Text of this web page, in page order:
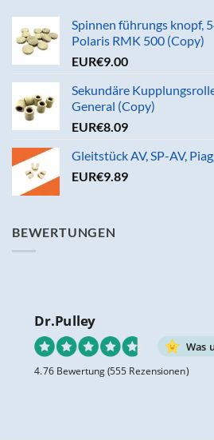
Spinnen führungs knopf,
Polaris RMK 500 (Copy)
EUR€9.00
Sekundäre
General (Copy)
EUR€8.09
Gleitstück AV, SP-AV,
EUR€9.89
BEWERTUNGEN
Dr.Pulley
Was
4.76 Bewertung (555 Rezensionen)